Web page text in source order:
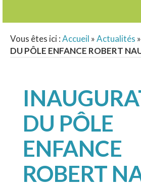
Vous êtes ici :Accueil »Actualités »
DU PÔLE ENFANCE ROBERT
DU PÔLE
ENFANCE
ROBERT